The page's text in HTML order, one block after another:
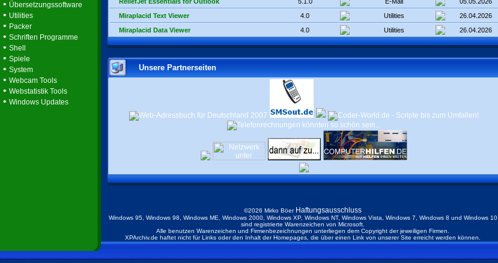
• Übersetzungssoftware
• Utilities
• Packer
• Schriften Programme
• Shell
• Spiele
• System
• Webcam Tools
• Webstatistik Tools
• Windows Updates
Miraplacid Text Viewer
4.0 Utilities
26.04.2026
Miraplacid Data Viewer
4.0 Utilities 26.04.2026
Unsere Partnerseiten
©2026 Mirko Böer Haftungsausschluss
Windows 95, Windows 98, Windows ME, Windows 2000, Windows XP, Windows NT, Windows Vista, Windows 7, Windows 8 und Windows 10
sind registrierte Warenzeichen von Microsoft.
Alle benutzen Warenzeichen und Firmenbezeichnungen unterliegen dem Copyright der jeweiligen Firmen.
XPArchiv.de haftet nicht für Links oder den Inhalt der Homepages, die über einen Link von unserer Site erreicht werden können.